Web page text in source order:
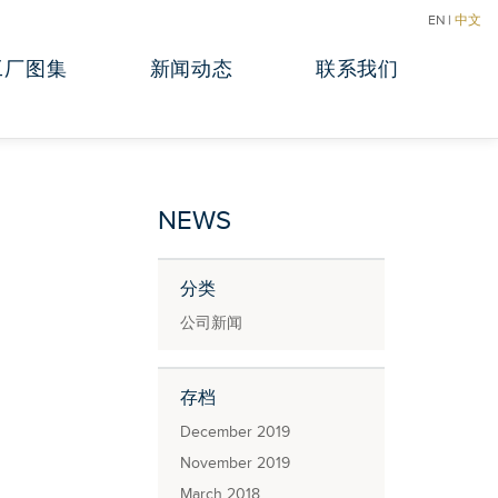
厂图集 新闻动态 联系我们
EN | 中文
NEWS
分类
公司新闻
存档
December 2019
November 2019